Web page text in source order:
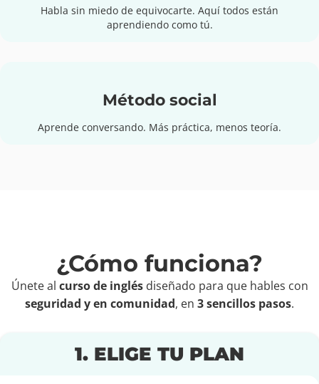
Habla sin miedo de equivocarte. Aquí todos están
aprendiendo como tú.
Método social
Aprende conversando. Más práctica, menos teoría.
¿Cómo funciona?
Únete al curso de inglésdiseñado para que hables con
seguridad y en comunidad, en 3 sencillos pasos.
1. ELIGE TU PLAN